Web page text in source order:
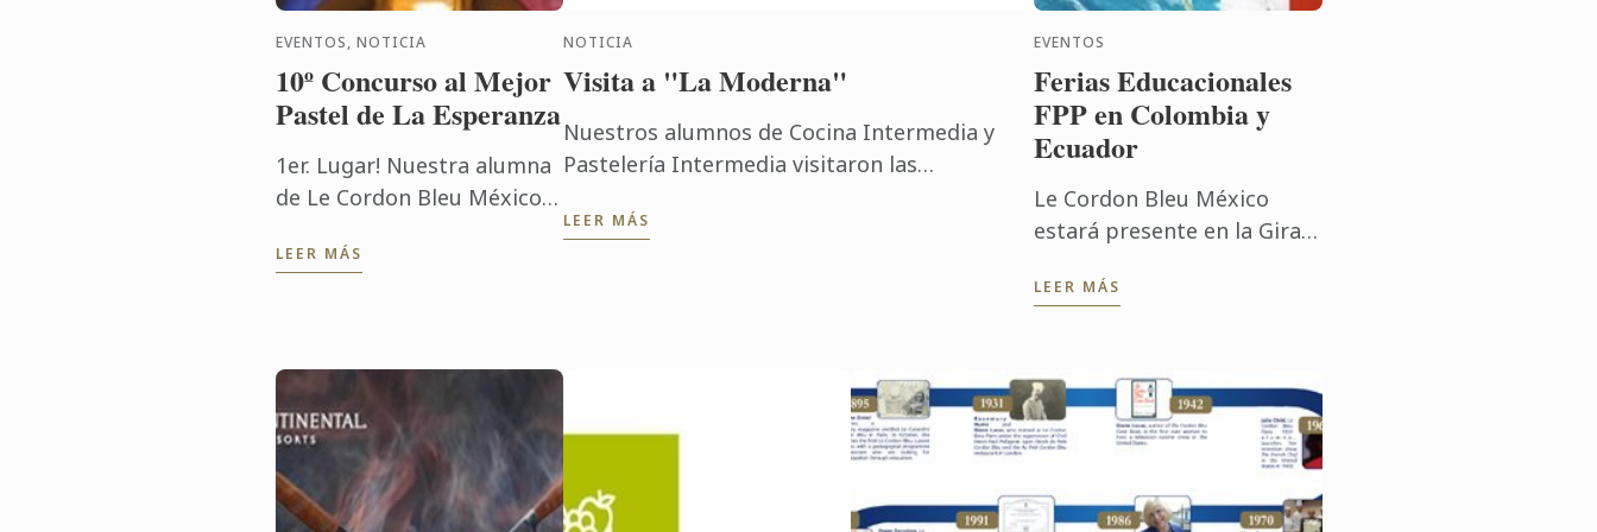
EVENTOS, NOTICIA
10º Concurso al Mejor
Pastel de La Esperanza
1er. Lugar! Nuestra alumna
de Le Cordon Bleu México,
fue la justa vencedora del
LEER MÁS
NOTICIA
Visita a "La Moderna"
Nuestros alumnos de Cocina Intermedia y
Pastelería Intermedia visitaron las
Miércoles 8 de Junio 2016...
LEER MÁS
EVENTOS
Ferias Educacionales
FPP en Colombia y
Ecuador
Le Cordon Bleu México
estará presente en la Gira
Latinoamércia 2016 en
LEER MÁS